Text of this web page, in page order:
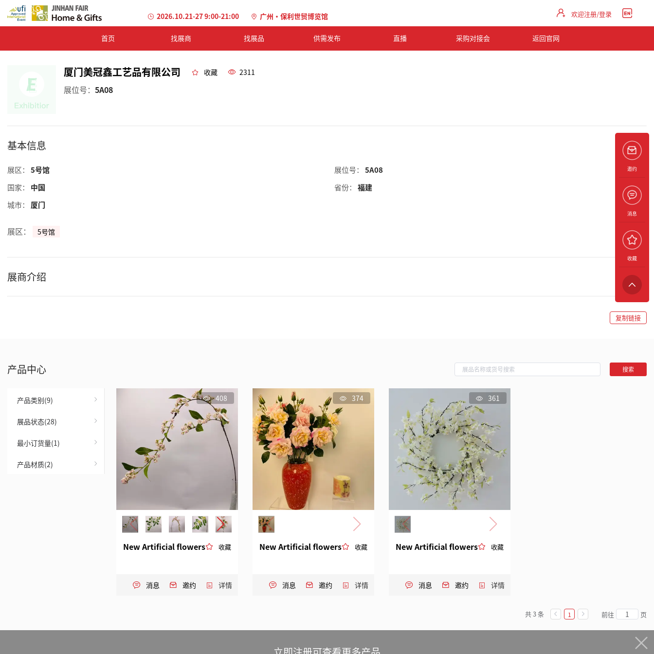
2026.10.21-27 9:00-21:00 广州·保利世贸博览馆 欢迎注册/登录
首页 找展商 找展品 供需发布 直播 采购对接会 返回官网
厦门美冠鑫工艺品有限公司 收藏 2311
展位号： 5A08
基本信息
展区： 5号馆 展位号：
5A08
国家：
中国 省份：
福建
城市：
厦门
展区： 5号馆
展商介绍
复制链接
产品中心 搜索
产品类别(9)
展品状态(28)
最小订货量(1)
产品材质(2)
408
New Artificial flowers 收藏
消息 邀约 详情
374
New Artificial flowers 收藏
消息 邀约 详情
361
New Artificial flowers 收藏
消息 邀约 详情
共 3 条 1 前往 页
邀约
消息
收藏